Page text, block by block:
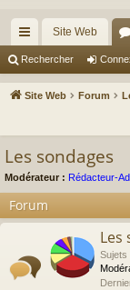
cc
ès
Site Web
or
u
Rechercher
Site Web Forum
Les sondages
Modérateur : Rédacteur-
Forum
Les
Sujets